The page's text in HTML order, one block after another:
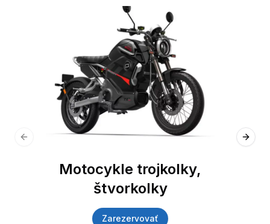
Motocykle trojkolky,
štvorkolky
Zarezervovať
Previous slide Next